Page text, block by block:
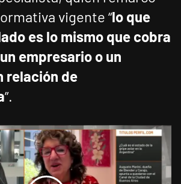
vigente “lo que
es lo mismo que cobra
empresario o un
relación de
”.